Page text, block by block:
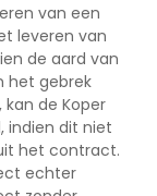
van een
leveren van
de aard van
het gebrek
de Koper
indien dit niet
het contract.
echter